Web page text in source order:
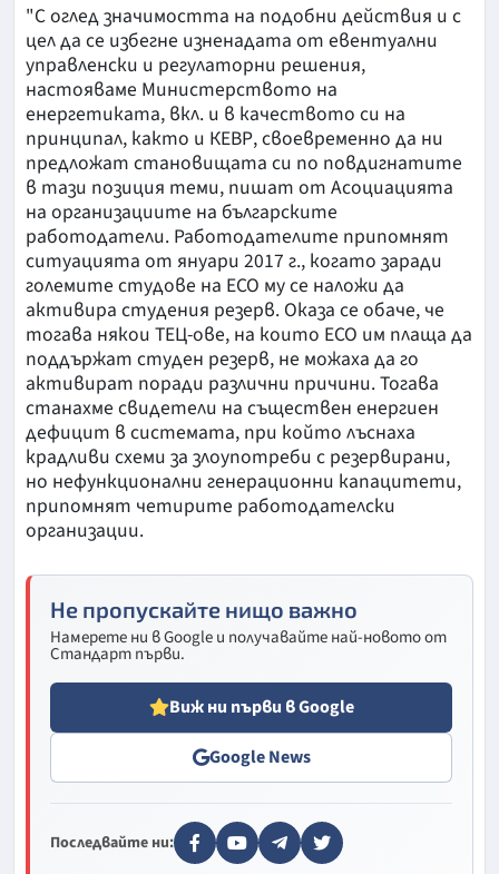
"С оглед значимостта на подобни действия и с
цел да се избегне изненадата от евентуални
управленски и регулаторни решения,
настояваме Министерството на
енергетиката, вкл. и в качеството си на
принципал, както и КЕВР, своевременно да ни
предложат становищата си по повдигнатите
в тази позиция теми, пишат от Асоциацията
на организациите на българските
работодатели. Работодателите припомнят
ситуацията от януари 2017 г., когато заради
големите студове на ЕСО му се наложи да
активира студения резерв. Оказа се обаче, че
тогава някои ТЕЦ-ове, на които ЕСО им плаща да
поддържат студен резерв, не можаха да го
активират поради различни причини. Тогава
станахме свидетели на съществен енергиен
дефицит в системата, при който лъснаха
крадливи схеми за злоупотреби с резервирани,
но нефункционални генерационни капацитети,
припомнят четирите работодателски
организации.
Не пропускайте нищо важно
Намерете ни в Google и получавайте най-новото от
Стандарт първи.
Виж ни първи в Google
Google News
Последвайте ни: